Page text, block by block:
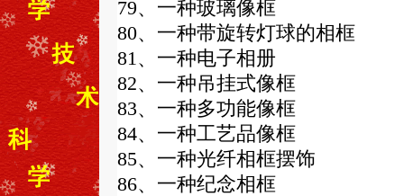
79、一种玻璃像框
80、一种带旋转灯球的相框
81、一种电子相册
82、一种吊挂式像框
83、一种多功能像框
84、一种工艺品像框
85、一种光纤相框摆饰
86、一种纪念相框